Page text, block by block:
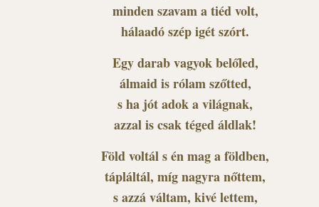
minden szavam a tiéd volt,
hálaadó szép igét szórt.
Egy darab vagyok belőled,
álmaid is rólam szőtted,
s ha jót adok a világnak,
azzal is csak téged áldlak!
Föld voltál s én mag a földben,
tápláltál, míg nagyra nőttem,
s azzá váltam, kivé lettem,